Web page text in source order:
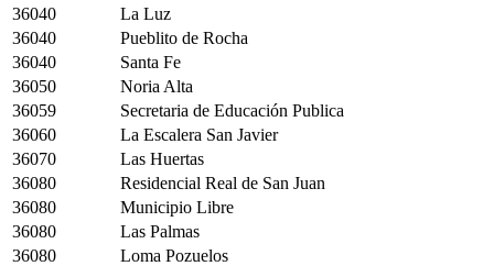
36040
La Luz
36040
Pueblito de Rocha
36040
Santa Fe
36050
Noria Alta
36059
Secretaria de Educación Publica
36060
La Escalera San Javier
36070
Las Huertas
36080
Residencial Real de San Juan
36080
Municipio Libre
36080
Las Palmas
36080
Loma Pozuelos